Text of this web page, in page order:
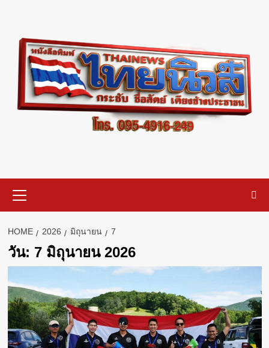
content
Menu
HOME 2026 มิถุนายน 7
วัน: 7 มิถุนายน 2026